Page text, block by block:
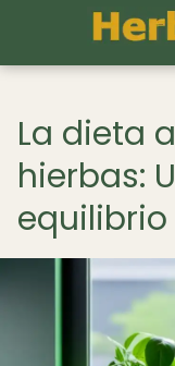
La dieta
hierbas: